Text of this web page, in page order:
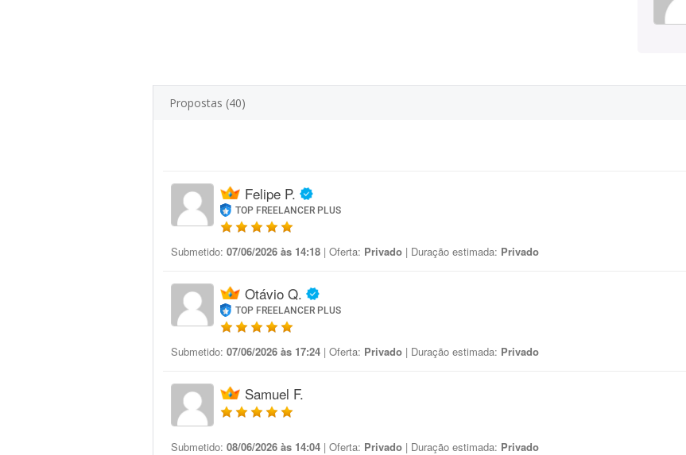
Propostas (40)
Felipe P.
TOP FREELANCER PLUS
Submetido: 07/06/2026 às 14:18 | Oferta: Privado | Duração estimada: Privado
Otávio Q.
TOP FREELANCER PLUS
Submetido: 07/06/2026 às 17:24 | Oferta: Privado | Duração estimada: Privado
Samuel F.
Submetido: 08/06/2026 às 14:04 | Oferta: Privado | Duração estimada: Privado